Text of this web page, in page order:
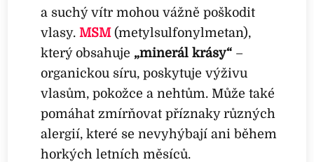
a suchý vítr mohou vážně poškodit
vlasy.MSM(metylsulfonylmetan),
který obsahuje „minerál krásy“ –
organickou síru, poskytuje výživu
vlasům, pokožce a nehtům. Může také
pomáhat zmírňovat příznaky různých
alergií, které se nevyhýbají ani během
horkých letních měsíců.